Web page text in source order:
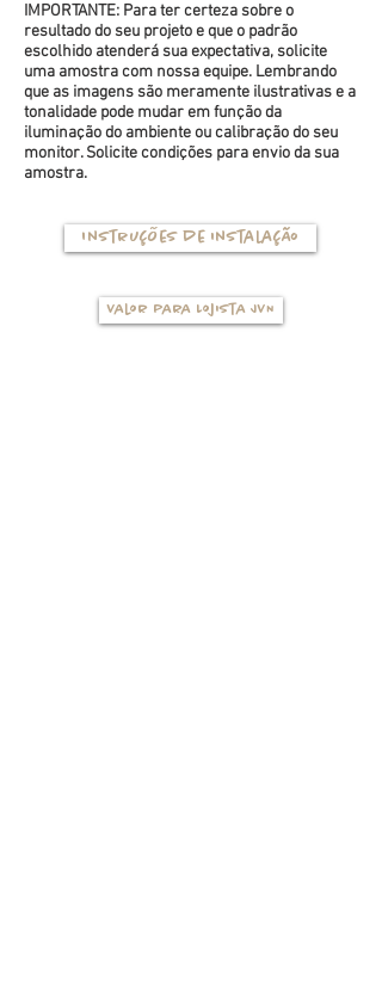
IMPORTANTE: Para ter certeza sobre o
resultado do seu projeto e que o padrão
escolhido atenderá sua expectativa, solicite
uma amostra com nossa equipe. Lembrando
que as imagens são meramente ilustrativas e a
tonalidade pode mudar em função da
iluminação do ambiente ou calibração do seu
monitor. Solicite condições para envio da sua
amostra.
Instruções de instalação
Valor para Lojista JVN